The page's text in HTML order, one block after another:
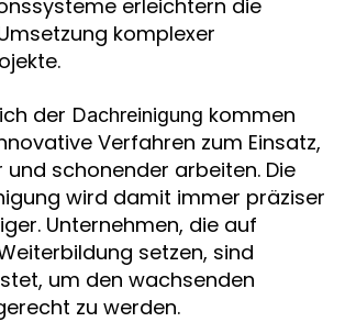
erleichtern die
komplexer
der Dachreinigung kommen
Verfahren zum Einsatz,
und schonender arbeiten. Die
wird damit immer präziser
Unternehmen, die auf
setzen, sind
um den wachsenden
zu werden.